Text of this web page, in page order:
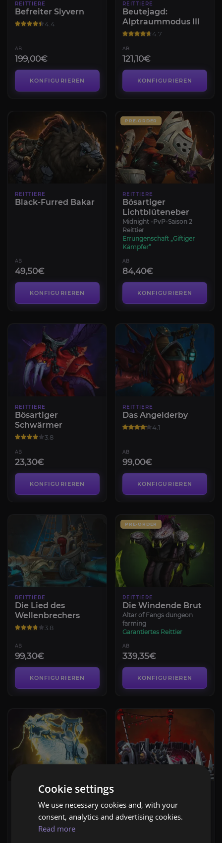
REITTIERE
Befreiter Slyvern
4.4
AB
199,00€
KONFIGURIEREN
REITTIERE
Beutejagd:
Alptraummodus III
4.7
AB
121,10€
KONFIGURIEREN
REITTIERE
Black-Furred Bakar
AB
49,50€
KONFIGURIEREN
PRE-ORDER
REITTIERE
Bösartiger
Lichtblüteneber
Midnight -PvP-Saison 2
Reittier
Errungenschaft „Giftiger
Kämpfer“
AB
84,40€
KONFIGURIEREN
REITTIERE
Bösartiger
Schwärmer
3.8
AB
23,30€
KONFIGURIEREN
REITTIERE
Das Angelderby
4.1
AB
99,00€
KONFIGURIEREN
REITTIERE
Die Lied des
Wellenbrechers
3.8
AB
99,30€
KONFIGURIEREN
PRE-ORDER
REITTIERE
Die Windende Brut
Altar of Fangs dungeon
farming
Garantiertes Reittier
AB
339,35€
KONFIGURIEREN
REITTIERE
Geargrinder Mk.11
Cookie settings
We use necessary cookies and, with your
consent, analytics and advertising cookies.
Read more